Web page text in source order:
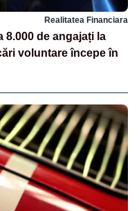
Realitatea Financiara
8.000 de angajați la
voluntare începe în